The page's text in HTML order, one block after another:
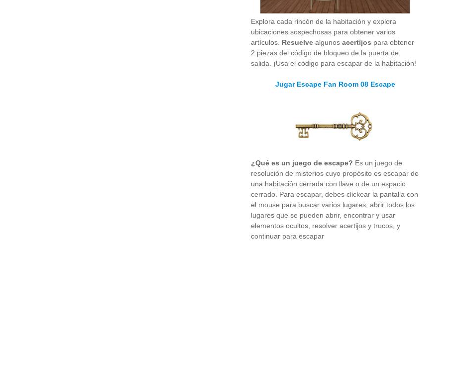
Explora cada rincón de la habitación y explora
ubicaciones sospechosas para obtener varios
artículos. Resuelve algunos acertijos para obtener
2 piezas del código de bloqueo de la puerta de
salida. ¡Usa el código para escapar de la habitación!
Jugar Escape Fan Room 08 Escape
¿Qué es un juego de escape? Es un juego de
resolución de misterios cuyo propósito es escapar de
una habitación cerrada con llave o de un espacio
cerrado. Para escapar, debes clickear la pantalla con
el mouse para buscar varios lugares, abrir todos los
lugares que se pueden abrir, encontrar y usar
elementos ocultos, resolver acertijos y trucos, y
continuar para escapar